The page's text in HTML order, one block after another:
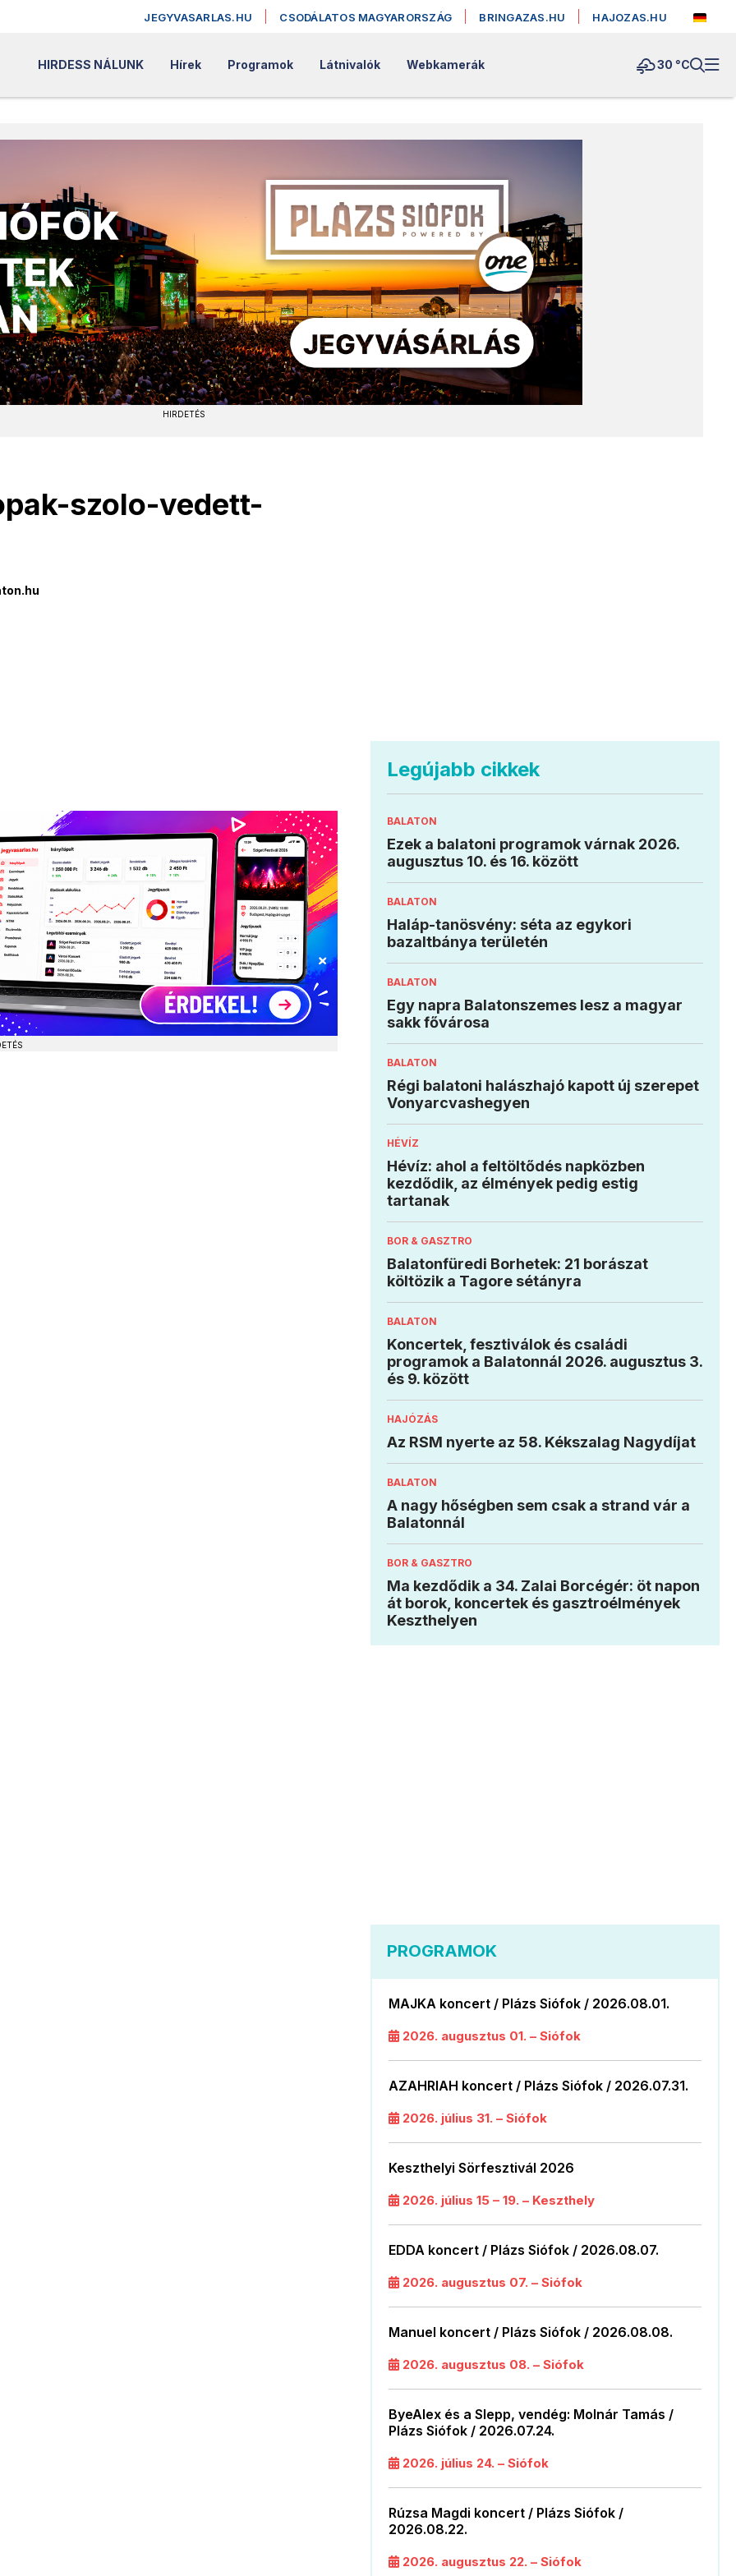
JEGYVASARLAS.HU CSODÁLATOS MAGYARORSZÁG BRINGAZAS.HU HAJOZAS.HU
HIRDESS NÁLUNK Hírek Programok Látnivalók Webkamerák 30 °C
HIRDETÉS
szolo-vedett-
Legújabb cikkek
BALATON
Ezek a balatoni programok várnak 2026.
augusztus 10. és 16. között
BALATON
Haláp-tanösvény: séta az egykori
bazaltbánya területén
BALATON
Egy napra Balatonszemes lesz a magyar
sakk fővárosa
BALATON
Régi balatoni halászhajó kapott új szerepet
Vonyarcvashegyen
HÉVÍZ
Hévíz: ahol a feltöltődés napközben
kezdődik, az élmények pedig estig
tartanak
BOR & GASZTRO
Balatonfüredi Borhetek: 21 borászat
költözik a Tagore sétányra
BALATON
Koncertek, fesztiválok és családi
programok a Balatonnál 2026. augusztus 3.
és 9. között
HAJÓZÁS
Az RSM nyerte az 58. Kékszalag Nagydíjat
BALATON
A nagy hőségben sem csak a strand vár a
Balatonnál
BOR & GASZTRO
Ma kezdődik a 34. Zalai Borcégér: öt napon
át borok, koncertek és gasztroélmények
Keszthelyen
PROGRAMOK
MAJKA koncert / Plázs Siófok / 2026.08.01.
2026. augusztus 01. – Siófok
AZAHRIAH koncert / Plázs Siófok / 2026.07.31.
2026. július 31. – Siófok
Keszthelyi Sörfesztivál 2026
2026. július 15 – 19. – Keszthely
EDDA koncert / Plázs Siófok / 2026.08.07.
2026. augusztus 07. – Siófok
Manuel koncert / Plázs Siófok / 2026.08.08.
2026. augusztus 08. – Siófok
ByeAlex és a Slepp, vendég: Molnár Tamás /
Plázs Siófok / 2026.07.24.
2026. július 24. – Siófok
Rúzsa Magdi koncert / Plázs Siófok /
2026.08.22.
2026. augusztus 22. – Siófok